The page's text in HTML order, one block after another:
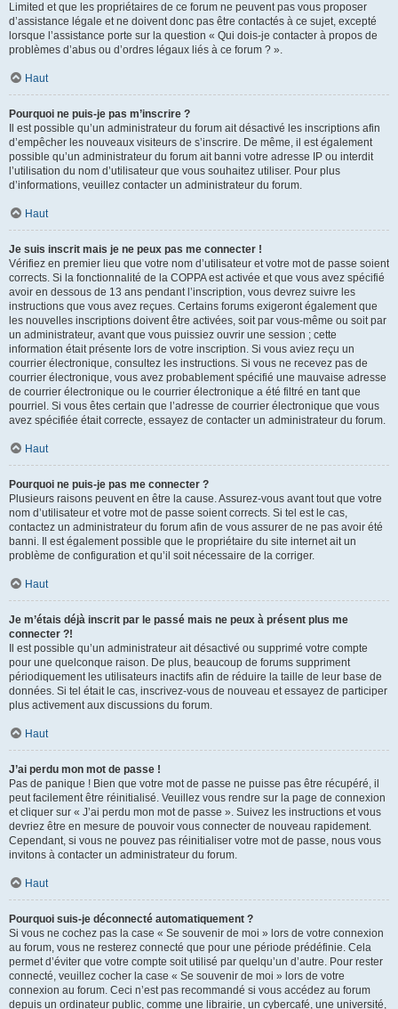
Limited et que les propriétaires de ce forum ne peuvent pas vous proposer
d’assistance légale et ne doivent donc pas être contactés à ce sujet, excepté
lorsque l’assistance porte sur la question « Qui dois-je contacter à propos de
problèmes d’abus ou d’ordres légaux liés à ce forum ? ».
Haut
Pourquoi ne puis-je pas m’inscrire ?
Il est possible qu’un administrateur du forum ait désactivé les inscriptions afin
d’empêcher les nouveaux visiteurs de s’inscrire. De même, il est également
possible qu’un administrateur du forum ait banni votre adresse IP ou interdit
l’utilisation du nom d’utilisateur que vous souhaitez utiliser. Pour plus
d’informations, veuillez contacter un administrateur du forum.
Haut
Je suis inscrit mais je ne peux pas me connecter !
Vérifiez en premier lieu que votre nom d’utilisateur et votre mot de passe soient
corrects. Si la fonctionnalité de la COPPA est activée et que vous avez spécifié
avoir en dessous de 13 ans pendant l’inscription, vous devrez suivre les
instructions que vous avez reçues. Certains forums exigeront également que
les nouvelles inscriptions doivent être activées, soit par vous-même ou soit par
un administrateur, avant que vous puissiez ouvrir une session ; cette
information était présente lors de votre inscription. Si vous aviez reçu un
courrier électronique, consultez les instructions. Si vous ne recevez pas de
courrier électronique, vous avez probablement spécifié une mauvaise adresse
de courrier électronique ou le courrier électronique a été filtré en tant que
pourriel. Si vous êtes certain que l’adresse de courrier électronique que vous
avez spécifiée était correcte, essayez de contacter un administrateur du forum.
Haut
Pourquoi ne puis-je pas me connecter ?
Plusieurs raisons peuvent en être la cause. Assurez-vous avant tout que votre
nom d’utilisateur et votre mot de passe soient corrects. Si tel est le cas,
contactez un administrateur du forum afin de vous assurer de ne pas avoir été
banni. Il est également possible que le propriétaire du site internet ait un
problème de configuration et qu’il soit nécessaire de la corriger.
Haut
Je m’étais déjà inscrit par le passé mais ne peux à présent plus me
connecter ?!
Il est possible qu’un administrateur ait désactivé ou supprimé votre compte
pour une quelconque raison. De plus, beaucoup de forums suppriment
périodiquement les utilisateurs inactifs afin de réduire la taille de leur base de
données. Si tel était le cas, inscrivez-vous de nouveau et essayez de participer
plus activement aux discussions du forum.
Haut
J’ai perdu mon mot de passe !
Pas de panique ! Bien que votre mot de passe ne puisse pas être récupéré, il
peut facilement être réinitialisé. Veuillez vous rendre sur la page de connexion
et cliquer sur « J’ai perdu mon mot de passe ». Suivez les instructions et vous
devriez être en mesure de pouvoir vous connecter de nouveau rapidement.
Cependant, si vous ne pouvez pas réinitialiser votre mot de passe, nous vous
invitons à contacter un administrateur du forum.
Haut
Pourquoi suis-je déconnecté automatiquement ?
Si vous ne cochez pas la case « Se souvenir de moi » lors de votre connexion
au forum, vous ne resterez connecté que pour une période prédéfinie. Cela
permet d’éviter que votre compte soit utilisé par quelqu’un d’autre. Pour rester
connecté, veuillez cocher la case « Se souvenir de moi » lors de votre
connexion au forum. Ceci n’est pas recommandé si vous accédez au forum
depuis un ordinateur public, comme une librairie, un cybercafé, une université,